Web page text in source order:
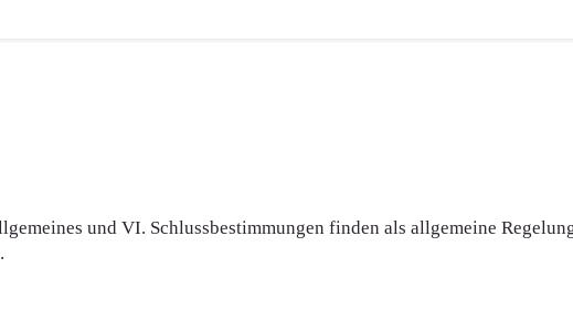
und VI. Schlussbestimmungen finden als allgemeine